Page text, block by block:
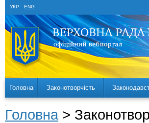
УКР ENG
Головна Законотворчість
Головна >